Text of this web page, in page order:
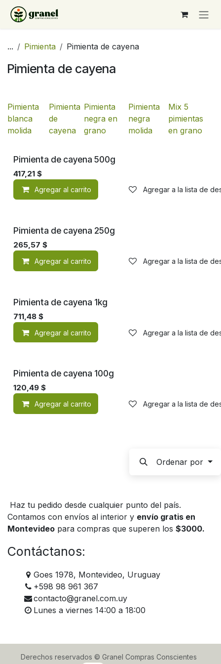
Ir al contenido
... Pimienta Pimienta de cayena
Pimienta de cayena
Pimienta
blanca
molida
Pimienta
de
cayena
Pimienta
negra en
grano
Pimienta
negra
molida
Mix 5
pimientas
en grano
Pimienta de cayena 500g
417,21 $
Agregar al carrito Agregar a la lista de
Pimienta de cayena 250g
265,57 $
Agregar al carrito Agregar a la lista de
Pimienta de cayena 1kg
711,48 $
Agregar al carrito Agregar a la lista de
Pimienta de cayena 100g
120,49 $
Agregar al carrito Agregar a la lista de
Ordenar por
Haz tu pedido desde cualquier punto del país.
Contamos con envíos al interior y envío gratis en
Montevideo para compras que superen los $3000.
Contáctanos:
Goes 1978, Montevideo, Uruguay
+598 98 961 367
contacto@granel.com.uy
Lunes a viernes 14:00 a 18:00
Derechos reservados © Granel Compras Conscientes